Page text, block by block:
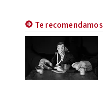
Te recomendamos